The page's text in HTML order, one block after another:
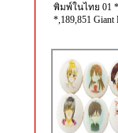
พิมพ์ในไทย 01
*,189,851 Giant